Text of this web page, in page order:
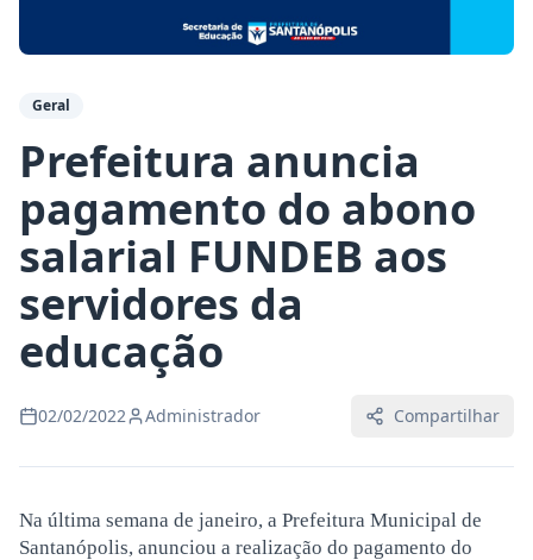
Geral
Prefeitura anuncia
pagamento do abono
salarial FUNDEB aos
servidores da
educação
02/02/2022 Administrador Compartilhar
Na última semana de janeiro, a Prefeitura Municipal de
Santanópolis, anunciou a realização do pagamento do